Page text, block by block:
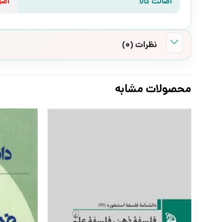
نظرات (0)
محصولات مشابه